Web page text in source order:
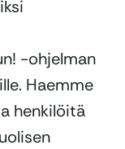
-ohjelman
Haemme
henkilöitä